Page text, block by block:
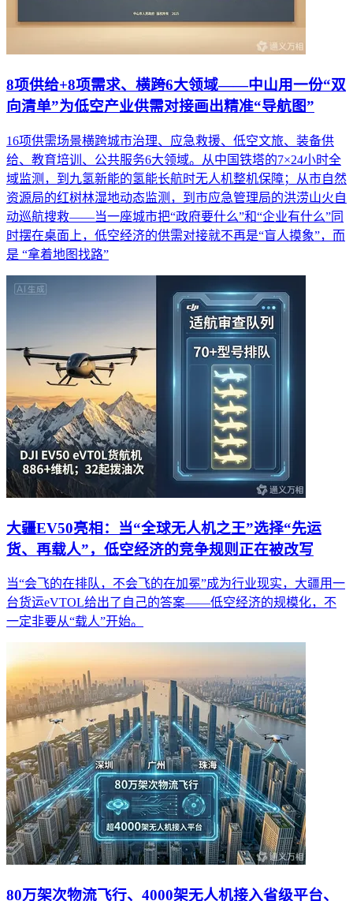
8项供给+8项需求、横跨6大领域——中山用一份“双
向清单”为低空产业供需对接画出精准“导航图”
16项供需场景横跨城市治理、应急救援、低空文旅、装备供
给、教育培训、公共服务6大领域。从中国铁塔的7×24小时全
域监测，到九氢新能的氢能长航时无人机整机保障；从市自然
资源局的红树林湿地动态监测，到市应急管理局的洪涝山火自
动巡航搜救——当一座城市把“政府要什么”和“企业有什么”同
时摆在桌面上，低空经济的供需对接就不再是“盲人摸象”，而
是 “拿着地图找路”
大疆EV50亮相：当“全球无人机之王”选择“先运
货、再载人”，低空经济的竞争规则正在被改写
当“会飞的在排队，不会飞的在加冕”成为行业现实，大疆用一
台货运eVTOL给出了自己的答案——低空经济的规模化，不
一定非要从“载人”开始。
80万架次物流飞行、4000架无人机接入省级平台、